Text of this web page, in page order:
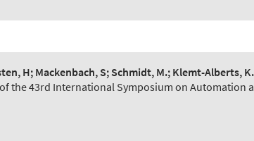
H; Mackenbach, S; Schmidt, M.; Klemt-Alberts, K.
the 43rd International Symposium on Automation